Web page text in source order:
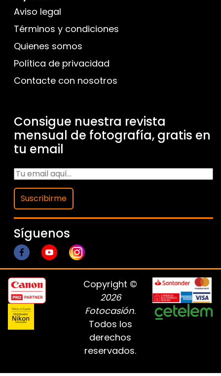
Aviso legal
Términos y condiciones
Quienes somos
Política de privacidad
Contacte con nosotros
Consigue nuestra revista
mensual de fotografía, gratis en
tu email
Suscribirme
Síguenos
Copyright ©
2026
Fotocasión.
Todos los
derechos
reservados.